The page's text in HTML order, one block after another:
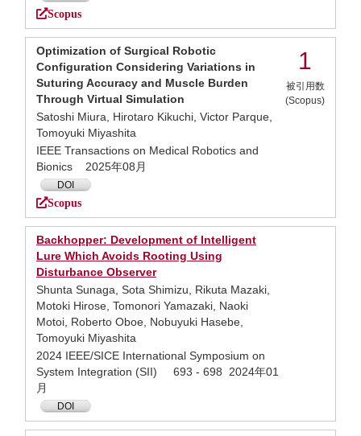
Scopus
Optimization of Surgical Robotic
Configuration Considering Variations in
Suturing Accuracy and Muscle Burden
Through Virtual Simulation
Satoshi Miura, Hirotaro Kikuchi, Victor Parque,
Tomoyuki Miyashita
IEEE Transactions on Medical Robotics and
Bionics 2025年08月
DOI
Scopus
1
被引用数
(Scopus)
Backhopper: Development of Intelligent
Lure Which Avoids Rooting Using
Disturbance Observer
Shunta Sunaga, Sota Shimizu, Rikuta Mazaki,
Motoki Hirose, Tomonori Yamazaki, Naoki
Motoi, Roberto Oboe, Nobuyuki Hasebe,
Tomoyuki Miyashita
2024 IEEE/SICE International Symposium on
System Integration (SII) 693 - 698 2024年01
月
DOI